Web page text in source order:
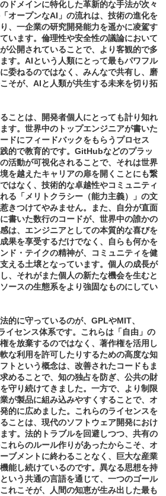
ドメインに特化した革新的な手法が次々
オープンなAI」の流れは、技術の進化を
、一企業の研究開発能力を遥かに凌駕す
います。倫理性や安全性の議論において
公開されていることで、より客観的で多
す。AIという人類にとって最もパワフル
委ねるのではなく、みんなで共有し、磨
そが、AIと人類が共生する未来を切り拓
ことは、開発者個人にとっても計り知れ
す。世界中のトップエンジニアが書いた
ドにフィードバックをもらうプロセス
的で教育的です。GitHubなどのプラッ
活動が可視化されることで、それは世界
を越えたキャリアの扉を開くことにも繋
はなく、技術的な卓越性やコミュニティ
る「メリトクラシー（能力主義）」の文
きつけてやみません。また、自分が直面
書いた数行のコードが、世界中の誰かの
は、エンジニアとしての本質的な喜びを
果を享受するだけでなく、自らも何かを
ド・テイクの精神が、コミュニティを健
える土壌となっています。個人の成長が
、それがまた個人の新たな機会を生むと
ースの生態系をより強固なものにしてい
的に守っているのが、GPLやMIT、
イセンス体系です。これらは「自由」の
を放棄するのではなく、著作権を活用し
な利用を許可したりするための高度な知
トという概念は、改善されたコードもま
めることで、知の独占を防ぎ、公共の財
守り続けてきました。一方で、より制限
が製品に組み込みやすくすることで、オ
的に広めました。これらのライセンスを
ことは、現代のソフトウェア開発におけ
す。法的トラブルを回避しつつ、共有の
れらのルール作りがあったからこそ、オ
ブメントに終わることなく、巨大な産業
能し続けているのです。異なる思想を持
いう共通の言語を通じて、一つのゴール
れこそが、人間の知恵が生み出した最も